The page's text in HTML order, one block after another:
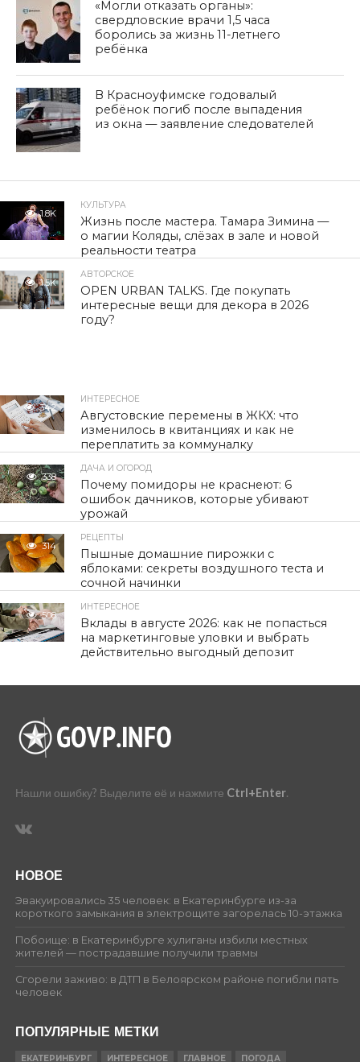
«Могли отказать органы»:
свердловские врачи 1,5 часа
боролись за жизнь 11-летнего
ребёнка
В Красноуфимске годовалый
ребёнок погиб после выпадения
из окна — заявление следователей
1.8K
КУЛЬТУРА
Жизнь после мастера. Тамара Зимина —
о магии Коляды, слёзах в зале и новой
реальности театра
1.5K
АВТОРСКОЕ
OPEN URBAN TALKS. Где покупать
интересные вещи для декора в 2026
году?
342
ИНТЕРЕСНОЕ
Августовские перемены в ЖКХ: что
изменилось в квитанциях и как не
переплатить за коммуналку
338
ДАЧА И ОГОРОД
Почему помидоры не краснеют: 6
ошибок дачников, которые убивают
урожай
314
РЕЦЕПТЫ
Пышные домашние пирожки с
яблоками: секреты воздушного теста и
сочной начинки
508
ИНТЕРЕСНОЕ
Вклады в августе 2026: как не попасться
на маркетинговые уловки и выбрать
действительно выгодный депозит
Нашли ошибку? Выделите её и нажмите Ctrl+Enter.
НОВОЕ
Эвакуировались 35 человек: в Екатеринбурге из-за
короткого замыкания в электрощите загорелась 10-этажка
Побоище: в Екатеринбурге хулиганы избили местных
жителей — пострадавшие получили травмы
Сгорели заживо: в ДТП в Белоярском районе погибли пять
человек
ПОПУЛЯРНЫЕ МЕТКИ
ЕКАТЕРИНБУРГ ИНТЕРЕСНОЕ ГЛАВНОЕ ПОГОДА